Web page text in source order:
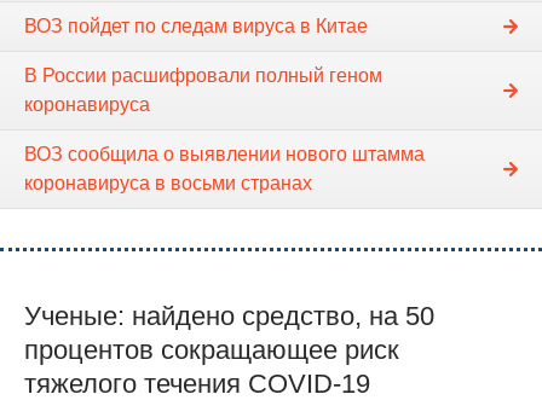
ВОЗ пойдет по следам вируса в Китае
В России расшифровали полный геном
коронавируса
ВОЗ сообщила о выявлении нового штамма
коронавируса в восьми странах
Ученые: найдено средство, на 50
процентов сокращающее риск
тяжелого течения COVID-19